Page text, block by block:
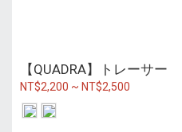
【QUADRA】トレーサー
NT$2,200 ~ NT$2,500